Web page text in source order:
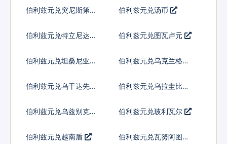
伯利兹元兑突尼斯第纳
伯利兹元兑汤币
伯利兹元兑特立尼达多
伯利兹元兑图瓦卢元
伯利兹元兑坦桑尼亚先
伯利兹元兑乌克兰格里
伯利兹元兑乌干达先令 伯利兹元兑乌拉圭比索
伯利兹元兑乌兹别克斯
伯利兹元兑玻利瓦尔
伯利兹元兑越南盾 伯利兹元兑瓦努阿图瓦